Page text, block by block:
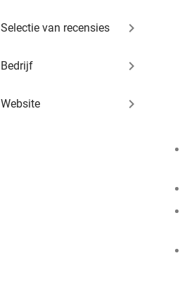
Selectie van recensies keyboard_arrow_right
Bedrijf keyboard_arrow_right
Website keyboard_arrow_right